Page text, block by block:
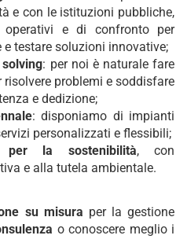
e con le istituzioni pubbliche,
operativi e di confronto per
testare soluzioni innovative;
: per noi è naturale fare
problemi e soddisfare
e dedizione;
: disponiamo di impianti
personalizzati e flessibili;
per la sostenibilità, con
e alla tutela ambientale.
su misura per la gestione
o conoscere meglio i